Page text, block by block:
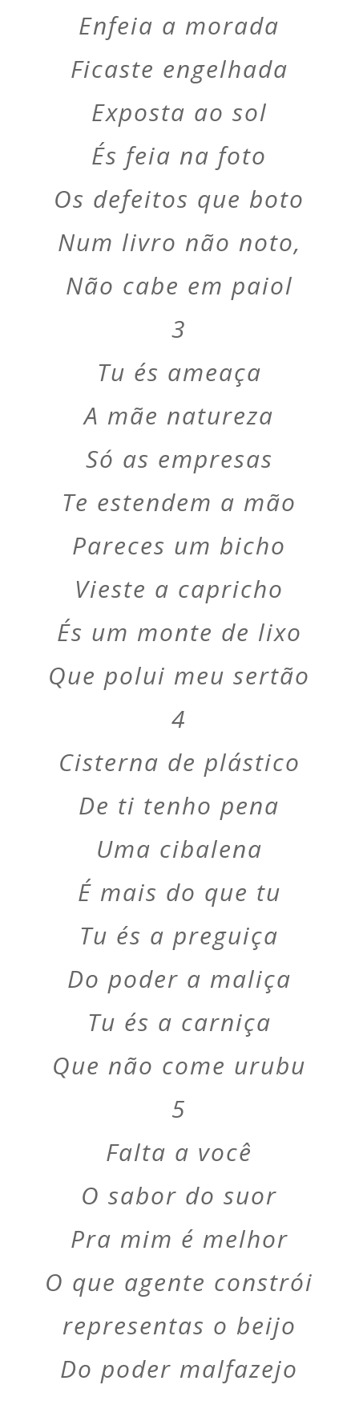
Enfeia a morada
Ficaste engelhada
Exposta ao sol
És feia na foto
Os defeitos que boto
Num livro não noto,
Não cabe em paiol
3
Tu és ameaça
A mãe natureza
Só as empresas
Te estendem a mão
Pareces um bicho
Vieste a capricho
És um monte de lixo
Que polui meu sertão
4
Cisterna de plástico
De ti tenho pena
Uma cibalena
É mais do que tu
Tu és a preguiça
Do poder a maliça
Tu és a carniça
Que não come urubu
5
Falta a você
O sabor do suor
Pra mim é melhor
O que agente constrói
representas o beijo
Do poder malfazejo